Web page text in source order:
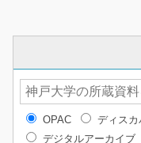
OPAC
ディスカ
デジタルアーカイブ